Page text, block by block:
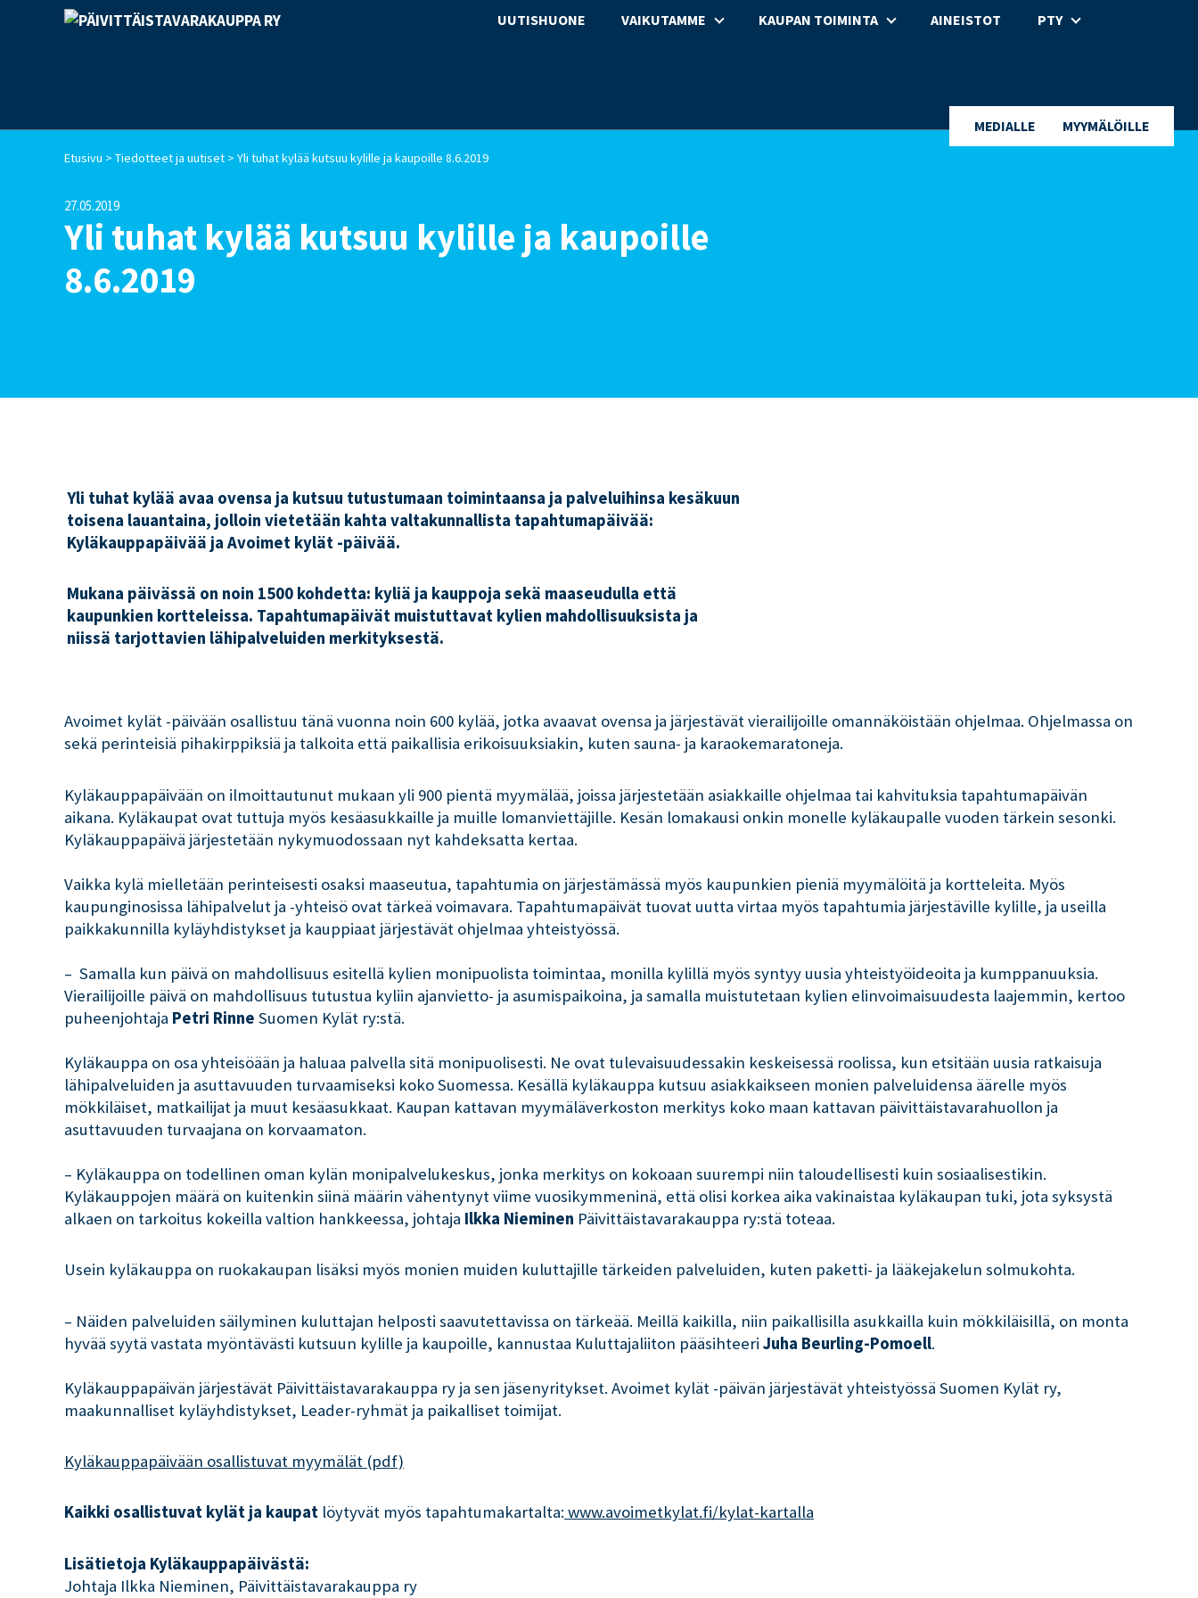
UUTISHUONE VAIKUTAMME KAUPAN TOIMINTA AINEISTOT PTY
MEDIALLE MYYMÄLÖILLE
Etusivu > Tiedotteet ja uutiset > Yli tuhat kylää kutsuu kylille ja kaupoille 8.6.2019
27.05.2019
Yli tuhat kylää kutsuu kylille ja kaupoille
8.6.2019
Yli tuhat kylää avaa ovensa ja kutsuu tutustumaan toimintaansa ja palveluihinsa kesäkuun
toisena lauantaina, jolloin vietetään kahta valtakunnallista tapahtumapäivää:
Kyläkauppapäivää ja Avoimet kylät -päivää.
Mukana päivässä on noin 1500 kohdetta: kyliä ja kauppoja sekä maaseudulla että
kaupunkien kortteleissa. Tapahtumapäivät muistuttavat kylien mahdollisuuksista ja
niissä tarjottavien lähipalveluiden merkityksestä.
Avoimet kylät -päivään osallistuu tänä vuonna noin 600 kylää, jotka avaavat ovensa ja järjestävät vierailijoille omannäköistään ohjelmaa. Ohjelmassa on
sekä perinteisiä pihakirppiksiä ja talkoita että paikallisia erikoisuuksiakin, kuten sauna- ja karaokemaratoneja.
Kyläkauppapäivään on ilmoittautunut mukaan yli 900 pientä myymälää, joissa järjestetään asiakkaille ohjelmaa tai kahvituksia tapahtumapäivän
aikana. Kyläkaupat ovat tuttuja myös kesäasukkaille ja muille lomanviettäjille. Kesän lomakausi onkin monelle kyläkaupalle vuoden tärkein sesonki.
Kyläkauppapäivä järjestetään nykymuodossaan nyt kahdeksatta kertaa.
Vaikka kylä mielletään perinteisesti osaksi maaseutua, tapahtumia on järjestämässä myös kaupunkien pieniä myymälöitä ja kortteleita. Myös
kaupunginosissa lähipalvelut ja -yhteisö ovat tärkeä voimavara. Tapahtumapäivät tuovat uutta virtaa myös tapahtumia järjestäville kylille, ja useilla
paikkakunnilla kyläyhdistykset ja kauppiaat järjestävät ohjelmaa yhteistyössä.
– Samalla kun päivä on mahdollisuus esitellä kylien monipuolista toimintaa, monilla kylillä myös syntyy uusia yhteistyöideoita ja kumppanuuksia.
Vierailijoille päivä on mahdollisuus tutustua kyliin ajanvietto- ja asumispaikoina, ja samalla muistutetaan kylien elinvoimaisuudesta laajemmin, kertoo
puheenjohtaja Petri Rinne Suomen Kylät ry:stä.
Kyläkauppa on osa yhteisöään ja haluaa palvella sitä monipuolisesti. Ne ovat tulevaisuudessakin keskeisessä roolissa, kun etsitään uusia ratkaisuja
lähipalveluiden ja asuttavuuden turvaamiseksi koko Suomessa. Kesällä kyläkauppa kutsuu asiakkaikseen monien palveluidensa äärelle myös
mökkiläiset, matkailijat ja muut kesäasukkaat. Kaupan kattavan myymäläverkoston merkitys koko maan kattavan päivittäistavarahuollon ja
asuttavuuden turvaajana on korvaamaton.
– Kyläkauppa on todellinen oman kylän monipalvelukeskus, jonka merkitys on kokoaan suurempi niin taloudellisesti kuin sosiaalisestikin.
Kyläkauppojen määrä on kuitenkin siinä määrin vähentynyt viime vuosikymmeninä, että olisi korkea aika vakinaistaa kyläkaupan tuki, jota syksystä
alkaen on tarkoitus kokeilla valtion hankkeessa, johtaja Ilkka Nieminen Päivittäistavarakauppa ry:stä toteaa.
Usein kyläkauppa on ruokakaupan lisäksi myös monien muiden kuluttajille tärkeiden palveluiden, kuten paketti- ja lääkejakelun solmukohta.
– Näiden palveluiden säilyminen kuluttajan helposti saavutettavissa on tärkeää. Meillä kaikilla, niin paikallisilla asukkailla kuin mökkiläisillä, on monta
hyvää syytä vastata myöntävästi kutsuun kylille ja kaupoille, kannustaa Kuluttajaliiton pääsihteeri Juha Beurling-Pomoell.
Kyläkauppapäivän järjestävät Päivittäistavarakauppa ry ja sen jäsenyritykset. Avoimet kylät -päivän järjestävät yhteistyössä Suomen Kylät ry,
maakunnalliset kyläyhdistykset, Leader-ryhmät ja paikalliset toimijat.
Kyläkauppapäivään osallistuvat myymälät (pdf)
Kaikki osallistuvat kylät ja kaupat löytyvät myös tapahtumakartalta: www.avoimetkylat.fi/kylat-kartalla
Lisätietoja Kyläkauppapäivästä:
Johtaja Ilkka Nieminen, Päivittäistavarakauppa ry